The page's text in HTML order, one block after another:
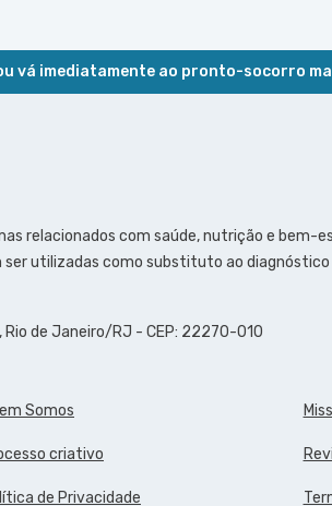
vá imediatamente ao pronto-socorro
relacionados com saúde, nutrição e bem-
utilizadas como substituto ao
Rio de Janeiro/RJ - CEP: 22270-010
Somos
criativo
de Privacidade